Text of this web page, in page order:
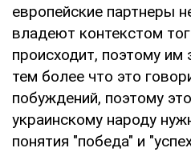
европейские партнеры
владеют контекстом
происходит, поэтому им
тем более что это
побуждений, поэтому
украинскому народу
понятия "победа" и